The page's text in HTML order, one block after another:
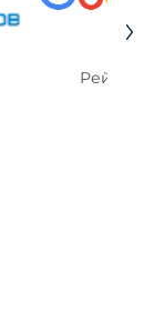
Рейтинг